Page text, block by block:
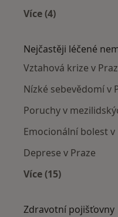
Více (4)
Nejčastěji léčené
Vztahová krize v
Nízké sebevědomí v
Poruchy v
Emocionální bolest v
Deprese v Praze
Více (15)
Zdravotní pojišťovny